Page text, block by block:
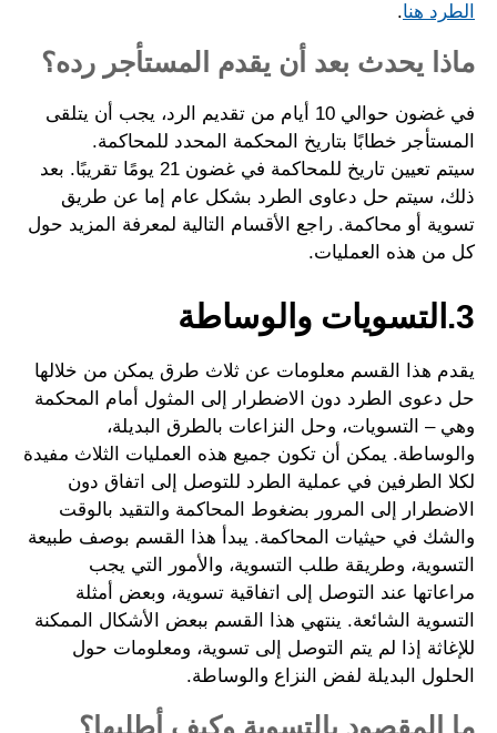
الطرد هنا.
ماذا يحدث بعد أن يقدم المستأجر رده؟
في غضون حوالي 10 أيام من تقديم الرد، يجب أن يتلقى
المستأجر خطابًا بتاريخ المحكمة المحدد للمحاكمة.
سيتم تعيين تاريخ للمحاكمة في غضون 21 يومًا تقريبًا. بعد
ذلك، سيتم حل دعاوى الطرد بشكل عام إما عن طريق
تسوية أو محاكمة. راجع الأقسام التالية لمعرفة المزيد حول
كل من هذه العمليات.
3.التسويات والوساطة
يقدم هذا القسم معلومات عن ثلاث طرق يمكن من خلالها
حل دعوى الطرد دون الاضطرار إلى المثول أمام المحكمة
وهي – التسويات، وحل النزاعات بالطرق البديلة،
والوساطة. يمكن أن تكون جميع هذه العمليات الثلاث مفيدة
لكلا الطرفين في عملية الطرد للتوصل إلى اتفاق دون
الاضطرار إلى المرور بضغوط المحاكمة والتقيد بالوقت
والشك في حيثيات المحاكمة. يبدأ هذا القسم بوصف طبيعة
التسوية، وطريقة طلب التسوية، والأمور التي يجب
مراعاتها عند التوصل إلى اتفاقية تسوية، وبعض أمثلة
التسوية الشائعة. ينتهي هذا القسم ببعض الأشكال الممكنة
للإغاثة إذا لم يتم التوصل إلى تسوية، ومعلومات حول
الحلول البديلة لفض النزاع والوساطة.
ما المقصود بالتسوية وكيف أطلبها؟